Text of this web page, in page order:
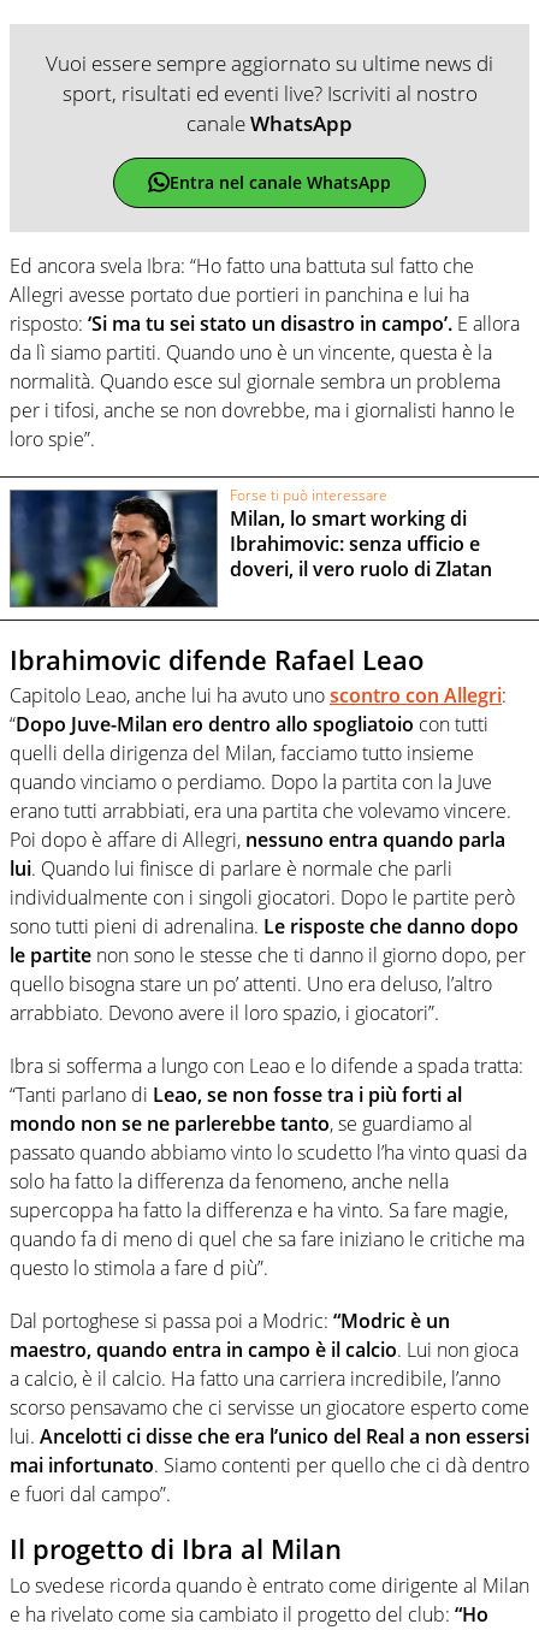
Vuoi essere sempre aggiornato su ultime news di
sport, risultati ed eventi live? Iscriviti al nostro
canaleWhatsApp
Entra nel canale WhatsApp
Ed ancora svela Ibra: “Ho fatto una battuta sul fatto che
Allegri avesse portato due portieri in panchina e lui ha
risposto: ‘Si ma tu sei stato un disastro in campo’. E allora
da lì siamo partiti. Quando uno è un vincente, questa è la
normalità. Quando esce sul giornale sembra un problema
per i tifosi, anche se non dovrebbe, ma i giornalisti hanno le
loro spie”.
Forse ti può interessare
Milan, lo smart working di
Ibrahimovic: senza ufficio e
doveri, il vero ruolo di Zlatan
Ibrahimovic difende Rafael Leao
Capitolo Leao, anche lui ha avuto unoscontro con Allegri:
“Dopo Juve-Milan ero dentro allo spogliatoio con tutti
quelli della dirigenza del Milan, facciamo tutto insieme
quando vinciamo o perdiamo. Dopo la partita con la Juve
erano tutti arrabbiati, era una partita che volevamo vincere.
Poi dopo è affare di Allegri, nessuno entra quando parla
lui. Quando lui finisce di parlare è normale che parli
individualmente con i singoli giocatori. Dopo le partite però
sono tutti pieni di adrenalina. Le risposte che danno dopo
le partite non sono le stesse che ti danno il giorno dopo, per
quello bisogna stare un po’ attenti. Uno era deluso, l’altro
arrabbiato. Devono avere il loro spazio, i giocatori”.
Ibra si sofferma a lungo con Leao e lo difende a spada tratta:
“Tanti parlano di Leao, se non fosse tra i più forti al
mondo non se ne parlerebbe tanto, se guardiamo al
passato quando abbiamo vinto lo scudetto l’ha vinto quasi da
solo ha fatto la differenza da fenomeno, anche nella
supercoppa ha fatto la differenza e ha vinto. Sa fare magie,
quando fa di meno di quel che sa fare iniziano le critiche ma
questo lo stimola a fare d più”.
Dal portoghese si passa poi a Modric: “Modric è un
maestro, quando entra in campo è il calcio. Lui non gioca
a calcio, è il calcio. Ha fatto una carriera incredibile, l’anno
scorso pensavamo che ci servisse un giocatore esperto come
lui. Ancelotti ci disse che era l’unico del Real a non essersi
mai infortunato. Siamo contenti per quello che ci dà dentro
e fuori dal campo”.
Il progetto di Ibra al Milan
Lo svedese ricorda quando è entrato come dirigente al Milan
e ha rivelato come sia cambiato il progetto del club: “Ho